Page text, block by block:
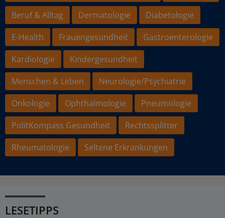
Beruf & Alltag
Dermatologie
Diabetologie
E-Health
Frauengesundheit
Gastroenterologie
Kardiologie
Kindergesundheit
Menschen & Leben
Neurologie/Psychiatrie
Onkologie
Ophthalmologie
Pneumologie
PolitKompass Gesundheit
Rechtssplitter
Rheumatologie
Seltene Erkrankungen
LESETIPPS